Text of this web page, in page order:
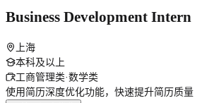
Business Development Intern
上海
本科及以上
工商管理类·数学类
使用简历深度优化功能，快速提升简历质量